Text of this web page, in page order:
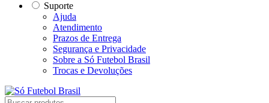
Suporte
Ajuda
Atendimento
Prazos de Entrega
Segurança e Privacidade
Sobre a Só Futebol Brasil
Trocas e Devoluções